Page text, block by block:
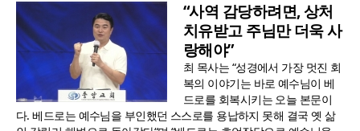
“사역 감당하려면, 상처
치유받고 주님만 더욱 사
랑해야”
최 목사는 “성경에서 가장 멋진 회
복의 이야기는 바로 예수님이 베
드로를 회복시키는 오늘 본문이
다. 베드로는 예수님을 부인했던 스스로를 용납하지 못해 결국 옛 삶